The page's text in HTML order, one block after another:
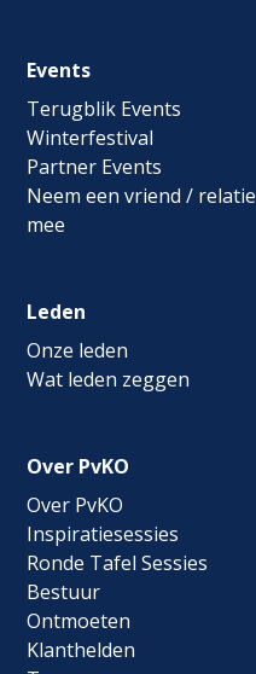
Footer
navigation
Events
Terugblik Events
Winterfestival
Partner Events
Neem een vriend / relatie
mee
Leden
Onze leden
Wat leden zeggen
Over PvKO
Over PvKO
Inspiratiesessies
Ronde Tafel Sessies
Bestuur
Ontmoeten
Klanthelden